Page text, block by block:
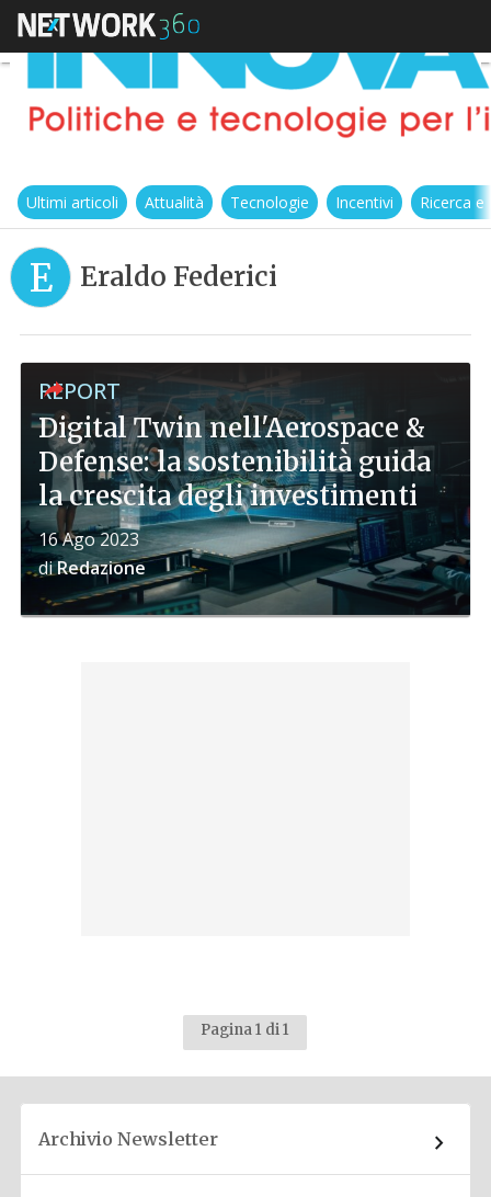
Ultimi articoli Attualità Tecnologie Incentivi Ricerca
E Eraldo Federici
REPORT
Digital Twin nell'Aerospace &
Defense: la sostenibilità guida
la crescita degli investimenti
16 Ago 2023
diRedazione
Pagina 1 di 1
Archivio Newsletter